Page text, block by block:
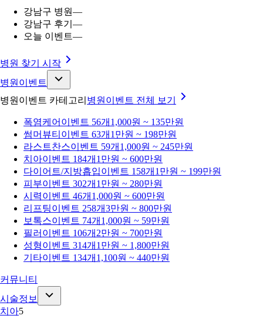
강남구 병원—
강남구 후기 —
오늘 이벤트—
병원 찾기 시작
병원이벤트
병원이벤트 카테고리 병원이벤트 전체 보기
폭염케어 이벤트 56개 1,000원 ~ 135만원
썸머뷰티 이벤트 63개 1만원 ~ 198만원
라스트찬스이벤트 59개 1,000원 ~ 245만원
치아이벤트 184개 1만원 ~ 600만원
다이어트/지방흡입이벤트 158개 1만원 ~ 199만원
피부이벤트 302개 1만원 ~ 280만원
시력이벤트 46개 1,000원 ~ 600만원
리프팅이벤트 258개3만원 ~ 800만원
보톡스이벤트 74개 1,000원 ~ 59만원
필러 이벤트 106개 2만원 ~ 700만원
성형이벤트 314개 1만원 ~ 1,800만원
기타이벤트 134개 1,100원 ~ 440만원
커뮤니티
시술정보
치아5